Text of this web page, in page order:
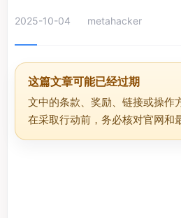
2025-10-04 metahacker
这篇文章可能已经过期
文中的条款、奖励、链接或操作
在采取行动前，务必核对官网和